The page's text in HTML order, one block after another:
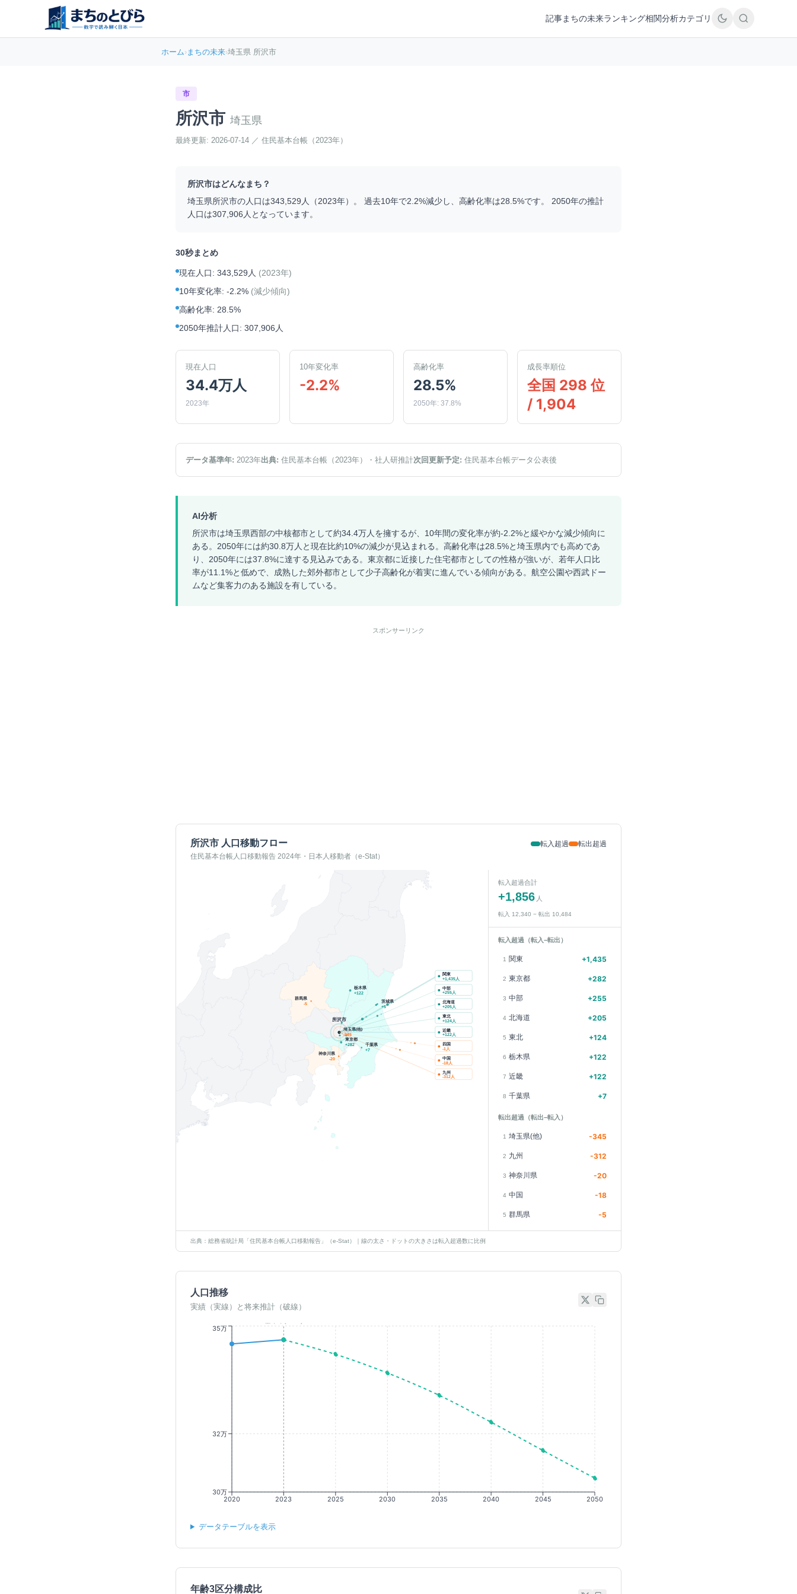
記事まちの未来ランキング相関分析カテゴリ
ホーム›まちの未来›埼玉県 所沢市
市
所沢市 埼玉県
最終更新: 2026-07-14 ／ 住民基本台帳（2023年）
所沢市はどんなまち？
埼玉県所沢市の人口は343,529 人（2023年）。 過去10年で2.2%減少し、高齢化率は28.5%です。 2050年の推計
人口は307,906 人となっています。
30秒まとめ
現在人口: 343,529人 (2023年)
10年変化率: -2.2% (減少傾向)
高齢化率: 28.5%
2050年推計人口: 307,906人
現在人口
34.4万人
2023年
10年変化率
-2.2%
高齢化率
28.5%
2050年: 37.8%
成長率順位
全国 298 位
/ 1,904
データ基準年: 2023年出典: 住民基本台帳（2023年） ・社人研推計次回更新予定: 住民基本台帳データ公表後
AI分析
所沢市は埼玉県西部の中核都市として約34.4万人を擁するが、10年間の変化率が約-2.2%と緩やかな減少傾向に
ある。2050年には約30.8万人と現在比約10%の減少が見込まれる。高齢化率は28.5%と埼玉県内でも高めであ
り、2050年には37.8%に達する見込みである。東京都に近接した住宅都市としての性格が強いが、若年人口比
率が11.1%と低めで、成熟した郊外都市として少子高齢化が着実に進んでいる傾向がある。航空公園や西武ドー
ムなど集客力のある施設を有している。
スポンサーリンク
所沢市 人口移動フロー
住民基本台帳人口移動報告 2024年・日本人移動者（e-Stat）
転入超過 転出超過
東京都
+282
栃木県
+122
千葉県
+7
茨城県
+5
群馬県
-5
神奈川県
-20
埼玉県(他)
-345
所沢市
関東
+1,435人
中部
+255人
北海道
+205人
東北
+124人
近畿
+122人
四国
-1人
中国
-18人
九州
-312人
転入超過合計
+1,856 人
転入 12,340 − 転出 10,484
転入超過（転入−転出）
1 関東 +1,435
2 東京都 +282
3 中部 +255
4 北海道 +205
5 東北 +124
6 栃木県 +122
7 近畿 +122
8 千葉県 +7
転出超過（転出−転入）
1 埼玉県(他) -345
2 九州 -312
3 神奈川県 -20
4 中国 -18
5 群馬県 -5
出典：総務省統計局「住民基本台帳人口移動報告」（e-Stat）｜線の太さ・ドットの大きさは転入超過数に比例
人口推移
実績（実線）と将来推計（破線）
2020 2023 2025 2030 2035 2040 2045 2050
30万
32万
35万
データテーブルを表示
年齢3区分構成比